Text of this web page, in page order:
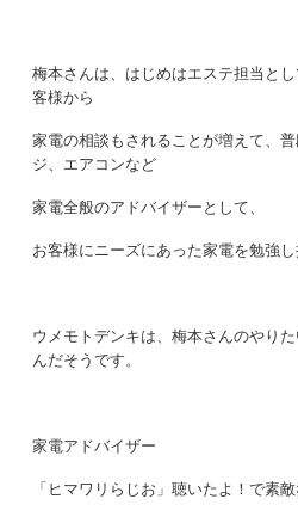
梅本さんは、はじめはエステ担当と
客様から
家電の相談もされることが増えて、
ジ、エアコンなど
家電全般のアドバイザーとして、
お客様にニーズにあった家電を勉強
ウメモトデンキは、梅本さんのやり
んだそうです。
家電アドバイザー
「ヒマワリらじお」聴いたよ！で素